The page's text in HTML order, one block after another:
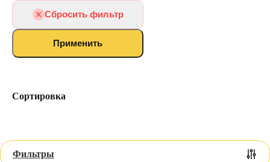
Ковролин для бильярдной
Ковролин для домашнего кинотеатра
Сортировка
Сбросить фильтр
Применить
Фильтры